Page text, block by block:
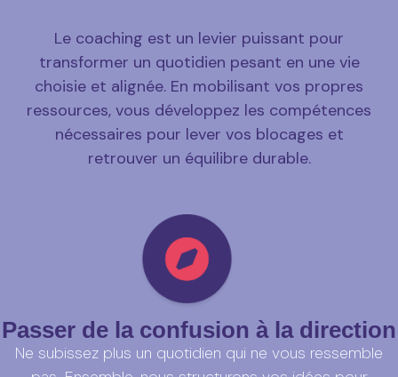
Le coaching est un levier puissant pour
transformer un quotidien pesant en une vie
choisie et alignée. En mobilisant vos propres
ressources, vous développez les compétences
nécessaires pour lever vos blocages et
retrouver un équilibre durable.
Passer de la confusion à la direction
Ne subissez plus un quotidien qui ne vous ressemble